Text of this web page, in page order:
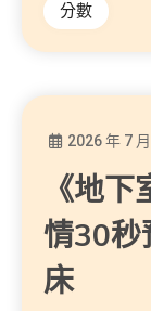
分數
2026 年 7
《地
情30秒
床